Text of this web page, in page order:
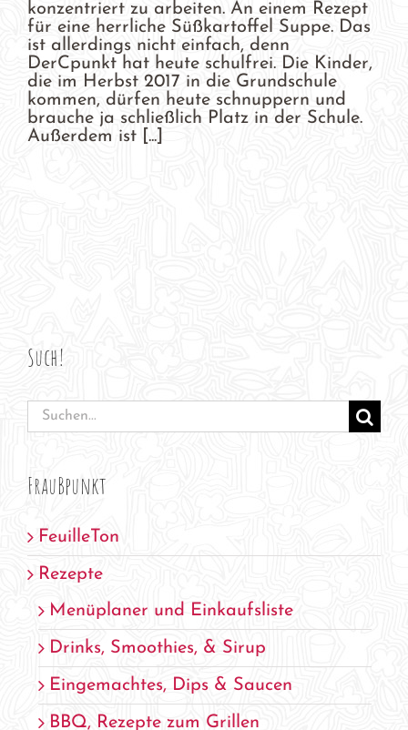
konzentriert zu arbeiten. An einem Rezept
für eine herrliche Süßkartoffel Suppe. Das
ist allerdings nicht einfach, denn
DerCpunkt hat heute schulfrei. Die Kinder,
die im Herbst 2017 in die Grundschule
kommen, dürfen heute schnuppern und
brauche ja schließlich Platz in der Schule.
Außerdem ist [...]
Such!
Suche
FrauBpunkt
FeuilleTon
Rezepte
Menüplaner und Einkaufsliste
Drinks, Smoothies, & Sirup
Eingemachtes, Dips & Saucen
BBQ, Rezepte zum Grillen